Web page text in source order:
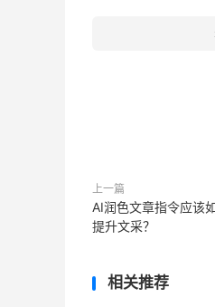
上一篇
AI润色文章指令应该
提升文采？
相关推荐